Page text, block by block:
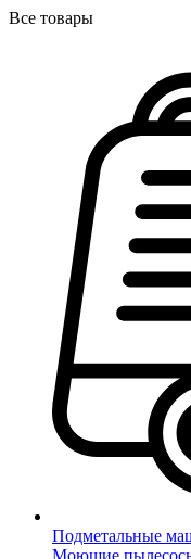
Все товары
Подметальные
Моющие